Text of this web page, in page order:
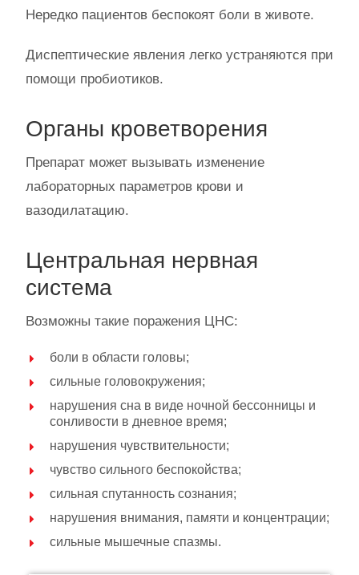
Нередко пациентов беспокоят боли в животе.
Диспептические явления легко устраняются при
помощи пробиотиков.
Органы кроветворения
Препарат может вызывать изменение
лабораторных параметров крови и
вазодилатацию.
Центральная нервная
система
Возможны такие поражения ЦНС:
боли в области головы;
сильные головокружения;
нарушения сна в виде ночной бессонницы и
сонливости в дневное время;
нарушения чувствительности;
чувство сильного беспокойства;
сильная спутанность сознания;
нарушения внимания, памяти и концентрации;
сильные мышечные спазмы.